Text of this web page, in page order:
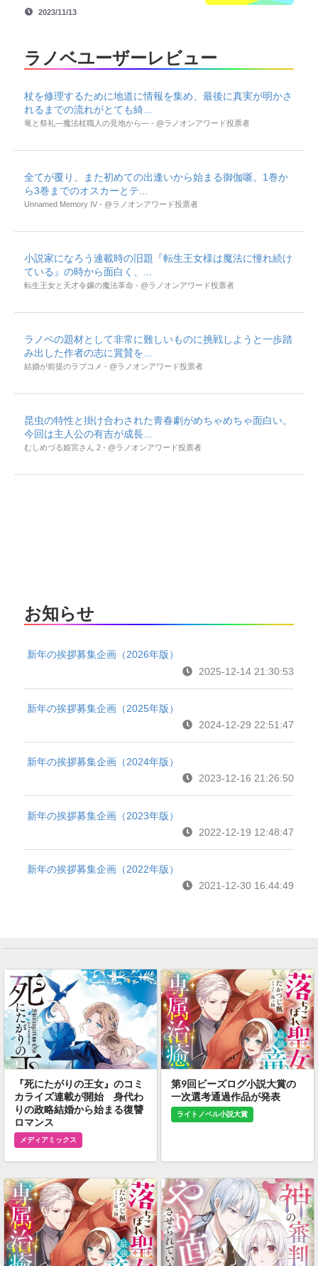
2023/11/13
ラノベユーザーレビュー
杖を修理するために地道に情報を集め、最後に真実が明かさ
れるまでの流れがとても綺...
竜と祭礼―魔法杖職人の見地から― - @ラノオンアワード投票者
全てが覆り、また初めての出逢いから始まる御伽噺。1巻か
ら3巻までのオスカーとテ...
Unnamed Memory IV - @ラノオンアワード投票者
小説家になろう連載時の旧題『転生王女様は魔法に憧れ続け
ている』の時から面白く、...
転生王女と天才令嬢の魔法革命 - @ラノオンアワード投票者
ラノベの題材として非常に難しいものに挑戦しようと一歩踏
み出した作者の志に賞賛を...
結婚が前提のラブコメ - @ラノオンアワード投票者
昆虫の特性と掛け合わされた青春劇がめちゃめちゃ面白い。
今回は主人公の有吉が成長...
むしめづる姫宮さん 2 - @ラノオンアワード投票者
お知らせ
新年の挨拶募集企画（2026年版）
2025-12-14 21:30:53
新年の挨拶募集企画（2025年版）
2024-12-29 22:51:47
新年の挨拶募集企画（2024年版）
2023-12-16 21:26:50
新年の挨拶募集企画（2023年版）
2022-12-19 12:48:47
新年の挨拶募集企画（2022年版）
2021-12-30 16:44:49
『死にたがりの王女』のコミ
カライズ連載が開始 身代わ
りの政略結婚から始まる復讐
ロマンス
メディアミックス
第9回ビーズログ小説大賞の
一次選考通過作品が発表
ライトノベル小説大賞